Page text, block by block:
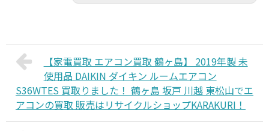
【家電買取 エアコン買取 鶴ヶ島】 2019年製 未
使用品 DAIKIN ダイキン ルームエアコン
S36WTES 買取りました！ 鶴ヶ島 坂戸 川越 東松山でエ
アコンの買取 販売はリサイクルショップKARAKURI！